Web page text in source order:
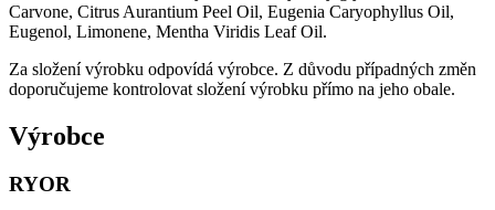
Carvone, Citrus Aurantium Peel Oil, Eugenia Caryophyllus Oil,
Eugenol, Limonene, Mentha Viridis Leaf Oil.
Za složení výrobku odpovídá výrobce. Z důvodu případných změn
doporučujeme kontrolovat složení výrobku přímo na jeho obale.
Výrobce
RYOR